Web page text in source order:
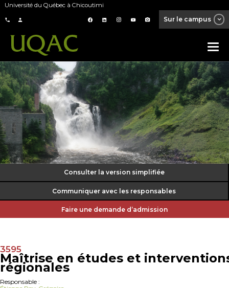
Université du Québec à Chicoutimi
Sur le campus
Consulter la version simplifiée
Communiquer avec les responsables
Faire une demande d’admission
3595
Maîtrise en études et
régionales
Responsable :